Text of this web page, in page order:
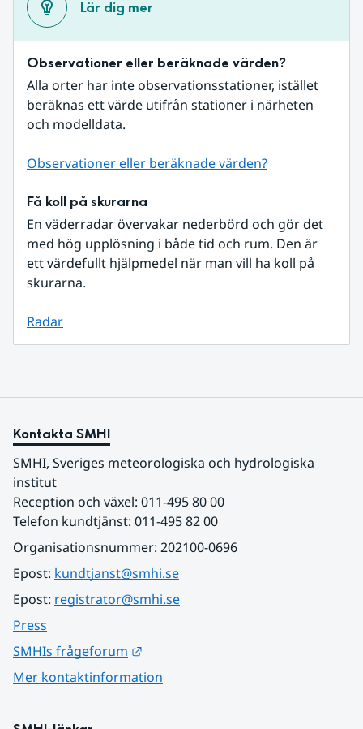
Lär dig mer
Observationer eller beräknade värden?
Alla orter har inte observationsstationer, istället
beräknas ett värde utifrån stationer i närheten
och modelldata.
Observationer eller beräknade värden?
Få koll på skurarna
En väderradar övervakar nederbörd och gör det
med hög upplösning i både tid och rum. Den är
ett värdefullt hjälpmedel när man vill ha koll på
skurarna.
Radar
Kontakta SMHI
SMHI, Sveriges meteorologiska och hydrologiska
institut
Reception och växel: 011-495 80 00
Telefon kundtjänst: 011-495 82 00
Organisationsnummer: 202100-0696
Epost: kundtjanst@smhi.se
Epost: registrator@smhi.se
Press
SMHIs frågeforum
Mer kontaktinformation